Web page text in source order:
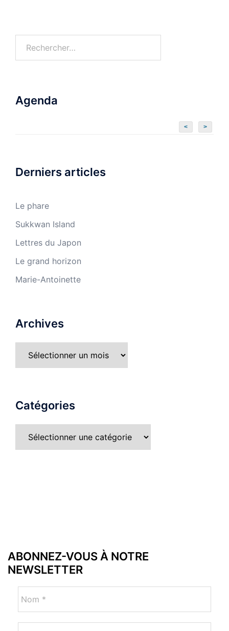
Agenda
< >
Derniers articles
Le phare
Sukkwan Island
Lettres du Japon
Le grand horizon
Marie-Antoinette
Archives
Catégories
ABONNEZ-VOUS À NOTRE
NEWSLETTER